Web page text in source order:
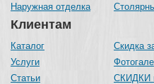
Наружная отделка
Клиентам
Каталог
Услуги
Статьи
Скидка
СКИДКИ